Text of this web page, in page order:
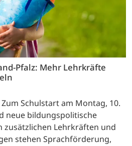
Pfalz: Mehr Lehrkräfte
Schulstart am Montag, 10.
neue bildungspolitische
zusätzlichen Lehrkräften und
stehen Sprachförderung,